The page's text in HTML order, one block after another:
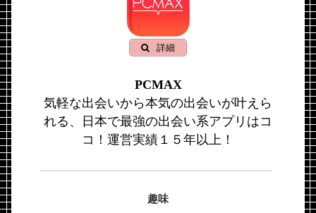
詳細
PCMAX
気軽な出会いから本気の出会いが叶えら
れる、日本で最強の出会い系アプリはコ
コ！運営実績１５年以上！
趣味